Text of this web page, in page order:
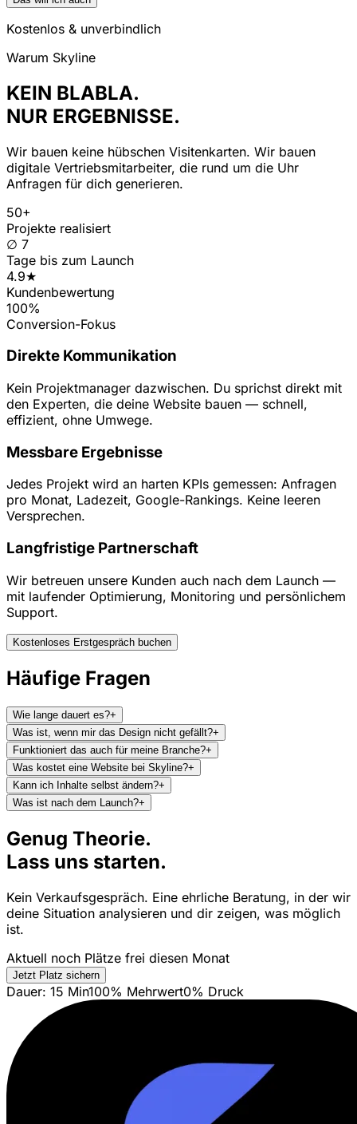
Kostenlos & unverbindlich
Warum Skyline
KEIN BLABLA.
NUR ERGEBNISSE.
Wir bauen keine hübschen Visitenkarten. Wir bauen
digitale Vertriebsmitarbeiter, die rund um die Uhr
Anfragen für dich generieren.
50+
Projekte realisiert
∅ 7
Tage bis zum Launch
4.9★
Kundenbewertung
100%
Conversion-Fokus
Direkte Kommunikation
Kein Projektmanager dazwischen. Du sprichst direkt mit
den Experten, die deine Website bauen — schnell,
effizient, ohne Umwege.
Messbare Ergebnisse
Jedes Projekt wird an harten KPIs gemessen: Anfragen
pro Monat, Ladezeit, Google-Rankings. Keine leeren
Versprechen.
Langfristige Partnerschaft
Wir betreuen unsere Kunden auch nach dem Launch —
mit laufender Optimierung, Monitoring und persönlichem
Support.
Kostenloses Erstgespräch buchen
Häufige Fragen
Wie lange dauert es?+
Was ist, wenn mir das Design nicht gefällt?+
Funktioniert das auch für meine Branche?+
Was kostet eine Website bei Skyline?+
Kann ich Inhalte selbst ändern?+
Was ist nach dem Launch?+
Genug Theorie.
Lass uns starten.
Kein Verkaufsgespräch. Eine ehrliche Beratung, in der wir
deine Situation analysieren und dir zeigen, was möglich
ist.
Aktuell noch Plätze frei diesen Monat
Jetzt Platz sichern
Dauer: 15 Min100% Mehrwert0% Druck